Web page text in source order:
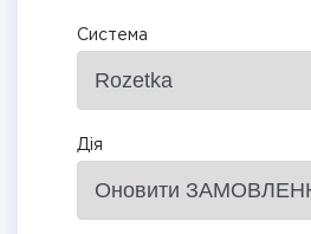
Система
Дія